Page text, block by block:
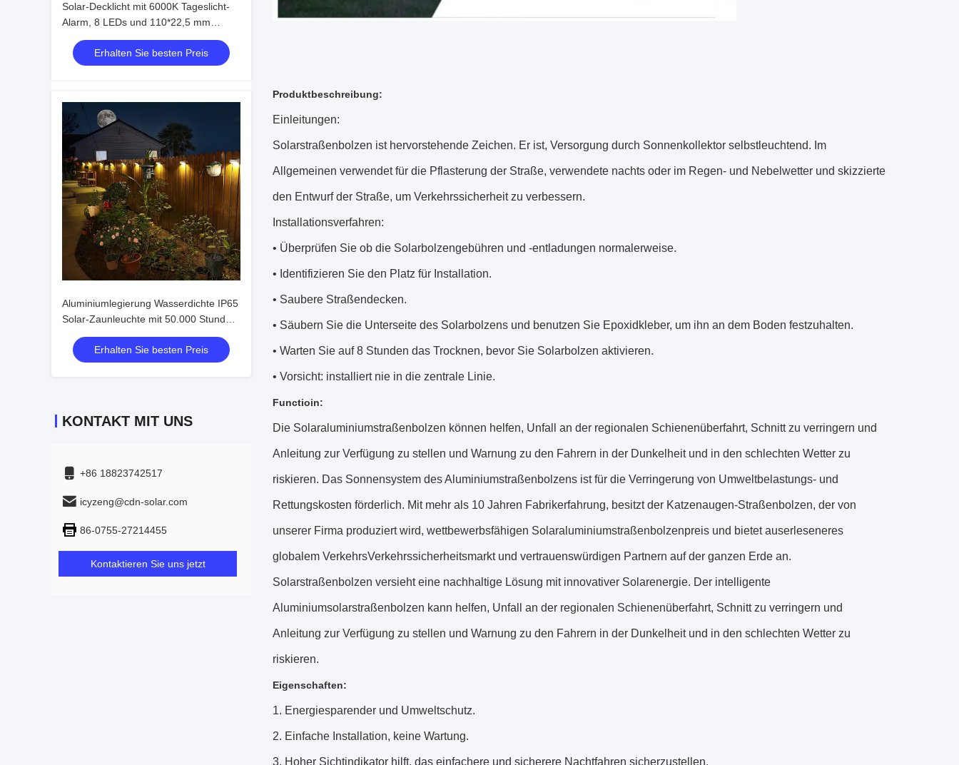
Solar-Decklicht mit 6000K Tageslicht-
Alarm, 8 LEDs und 110*22,5 mm
Größe für den Außenbereich
Erhalten Sie besten Preis
Aluminiumlegierung Wasserdichte IP65
Solar-Zaunleuchte mit 50.000 Stunden
Lebensdauer und 2V
Eingangsspannung
Erhalten Sie besten Preis
KONTAKT MIT UNS
+86 18823742517
icyzeng@cdn-solar.com
86-0755-27214455
Kontaktieren Sie uns jetzt
Produktbeschreibung:
Einleitungen:
Solarstraßenbolzen ist hervorstehende Zeichen. Er ist, Versorgung durch Sonnenkollektor selbstleuchtend. Im
Allgemeinen verwendet für die Pflasterung der Straße, verwendete nachts oder im Regen- und Nebelwetter und skizzierte
den Entwurf der Straße, um Verkehrssicherheit zu verbessern.
Installationsverfahren:
• Überprüfen Sie ob die Solarbolzengebühren und -entladungen normalerweise.
• Identifizieren Sie den Platz für Installation.
• Saubere Straßendecken.
• Säubern Sie die Unterseite des Solarbolzens und benutzen Sie Epoxidkleber, um ihn an dem Boden festzuhalten.
• Warten Sie auf 8 Stunden das Trocknen, bevor Sie Solarbolzen aktivieren.
• Vorsicht: installiert nie in die zentrale Linie.
Functioin:
Die Solaraluminiumstraßenbolzen können helfen, Unfall an der regionalen Schienenüberfahrt, Schnitt zu verringern und
Anleitung zur Verfügung zu stellen und Warnung zu den Fahrern in der Dunkelheit und in den schlechten Wetter zu
riskieren. Das Sonnensystem des Aluminiumstraßenbolzens ist für die Verringerung von Umweltbelastungs- und
Rettungskosten förderlich. Mit mehr als 10 Jahren Fabrikerfahrung, besitzt der Katzenaugen-Straßenbolzen, der von
unserer Firma produziert wird, wettbewerbsfähigen Solaraluminiumstraßenbolzenpreis und bietet auserleseneres
globalem VerkehrsVerkehrssicherheitsmarkt und vertrauenswürdigen Partnern auf der ganzen Erde an.
Solarstraßenbolzen versieht eine nachhaltige Lösung mit innovativer Solarenergie. Der intelligente
Aluminiumsolarstraßenbolzen kann helfen, Unfall an der regionalen Schienenüberfahrt, Schnitt zu verringern und
Anleitung zur Verfügung zu stellen und Warnung zu den Fahrern in der Dunkelheit und in den schlechten Wetter zu
riskieren.
Eigenschaften:
1. Energiesparender und Umweltschutz.
2. Einfache Installation, keine Wartung.
3. Hoher Sichtindikator hilft, das einfachere und sicherere Nachtfahren sicherzustellen.